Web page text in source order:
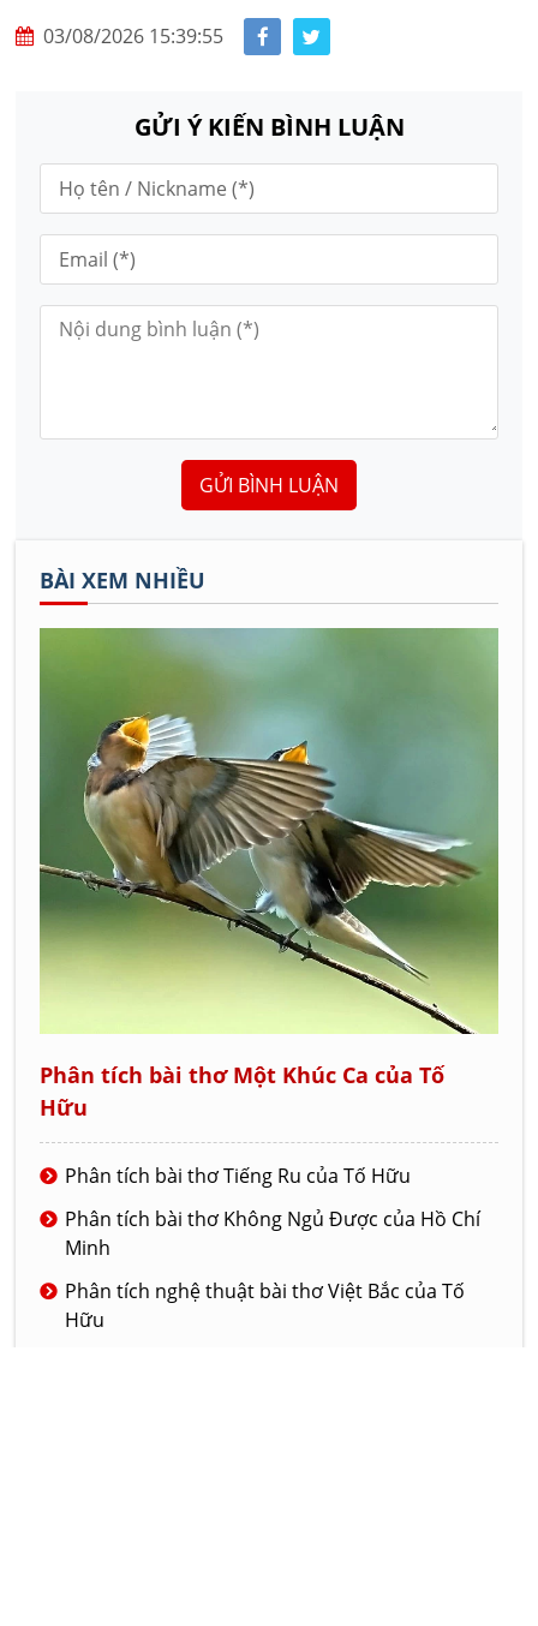
03/08/2026 15:39:55
GỬI Ý KIẾN BÌNH LUẬN
GỬI BÌNH LUẬN
BÀI XEM NHIỀU
Phân tích bài thơ Một Khúc Ca của Tố
Hữu
Phân tích bài thơ Tiếng Ru của Tố Hữu
Phân tích bài thơ Không Ngủ Được của Hồ Chí
Minh
Phân tích nghệ thuật bài thơ Việt Bắc của Tố
Hữu